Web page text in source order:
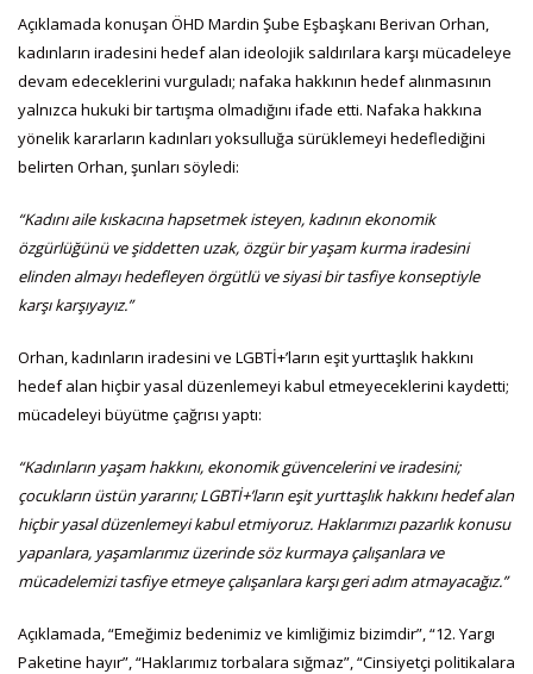
Açıklamada konuşan ÖHD Mardin Şube Eşbaşkanı Berivan Orhan,
kadınların iradesini hedef alan ideolojik saldırılara karşı mücadeleye
devam edeceklerini vurguladı; nafaka hakkının hedef alınmasının
yalnızca hukuki bir tartışma olmadığını ifade etti. Nafaka hakkına
yönelik kararların kadınları yoksulluğa sürüklemeyi hedeflediğini
belirten Orhan, şunları söyledi:
“Kadını aile kıskacına hapsetmek isteyen, kadının ekonomik
özgürlüğünü ve şiddetten uzak, özgür bir yaşam kurma iradesini
elinden almayı hedefleyen örgütlü ve siyasi bir tasfiye konseptiyle
karşı karşıyayız.”
Orhan, kadınların iradesini ve LGBTİ+’ların eşit yurttaşlık hakkını
hedef alan hiçbir yasal düzenlemeyi kabul etmeyeceklerini kaydetti;
mücadeleyi büyütme çağrısı yaptı:
“Kadınların yaşam hakkını, ekonomik güvencelerini ve iradesini;
çocukların üstün yararını; LGBTİ+’ların eşit yurttaşlık hakkını hedef alan
hiçbir yasal düzenlemeyi kabul etmiyoruz. Haklarımızı pazarlık konusu
yapanlara, yaşamlarımız üzerinde söz kurmaya çalışanlara ve
mücadelemizi tasfiye etmeye çalışanlara karşı geri adım atmayacağız.”
Açıklamada, “Emeğimiz bedenimiz ve kimliğimiz bizimdir”, “12. Yargı
Paketine hayır”, “Haklarımız torbalara sığmaz”, “Cinsiyetçi politikalara